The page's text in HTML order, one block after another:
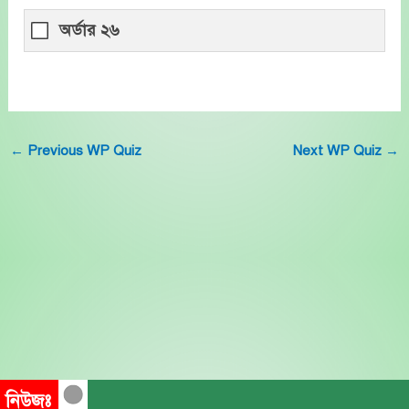
অর্ডার ২৬
← Previous WP Quiz Next WP Quiz →
নিউজঃ